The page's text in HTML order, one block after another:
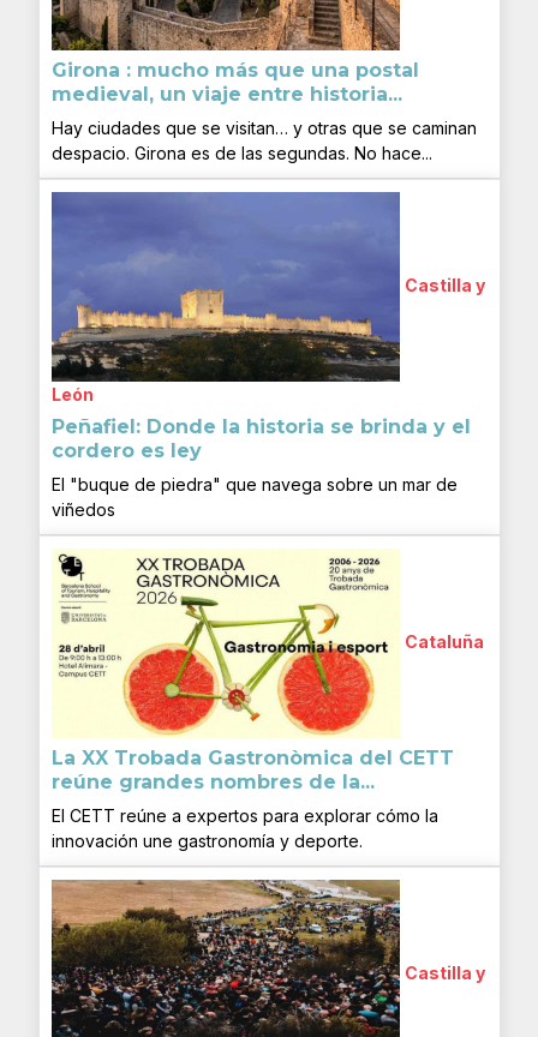
Girona : mucho más que una postal
medieval, un viaje entre historia...
Hay ciudades que se visitan… y otras que se caminan
despacio. Girona es de las segundas. No hace...
Castilla y
León
Peñafiel: Donde la historia se brinda y el
cordero es ley
El "buque de piedra" que navega sobre un mar de
viñedos
Cataluña
La XX Trobada Gastronòmica del CETT
reúne grandes nombres de la...
El CETT reúne a expertos para explorar cómo la
innovación une gastronomía y deporte.
Castilla y